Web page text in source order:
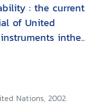
: the current
of United
inthe
Nations, 2002.